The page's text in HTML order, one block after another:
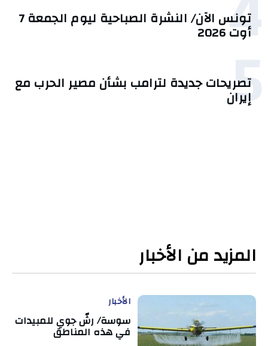
تونس الآن/ النشرة الصباحية ليوم الجمعة 7
أوت 2026
5
تصريحات جديدة لترامب بشأن مصير الحرب مع
إيران
المزيد من الأخبار
الأخبار
سوسة/ رشّ جوي للمبيدات
في هذه المناطق